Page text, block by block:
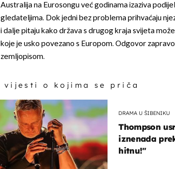
Australija na Eurosongu već godinama izaziva
gledateljima. Dok jedni bez problema prihvaćaju
i dalje pitaju kako država s drugog kraja svijeta
koje je usko povezano s Europom. Odgovor
zemljopisom.
vijesti o kojima se priča
DRAMA U ŠIBENIKU
Thompson
iznenada
hitnu!"